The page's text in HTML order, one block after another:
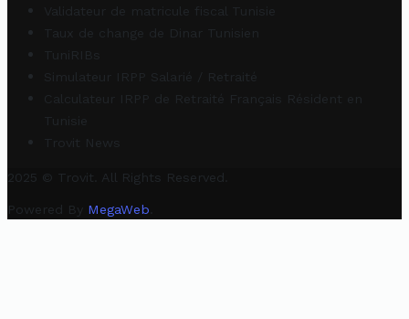
Validateur de matricule fiscal Tunisie
Taux de change de Dinar Tunisien
TuniRIBs
Simulateur IRPP Salarié / Retraité
Calculateur IRPP de Retraité Français Résident en
Tunisie
Trovit News
2025 © Trovit. All Rights Reserved.
Powered By MegaWeb